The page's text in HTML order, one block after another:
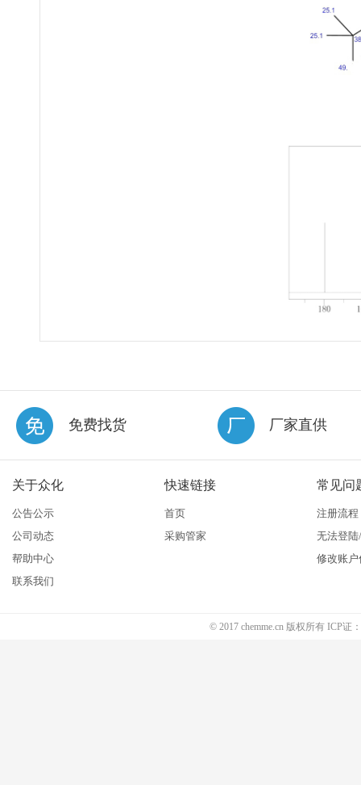
免费找货 厂家直供
关于众化
公告公示
公司动态
帮助中心
联系我们
快速链接
首页
采购管家
常见问
注册流程
无法登
修改账户
© 2017 chemme.cn 版权所有 ICP证：